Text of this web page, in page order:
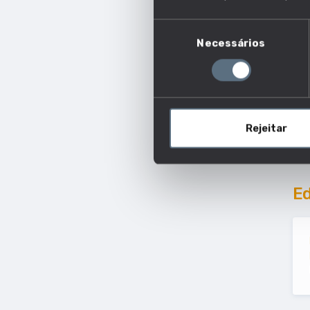
consentimento
Necessários
Rejeitar